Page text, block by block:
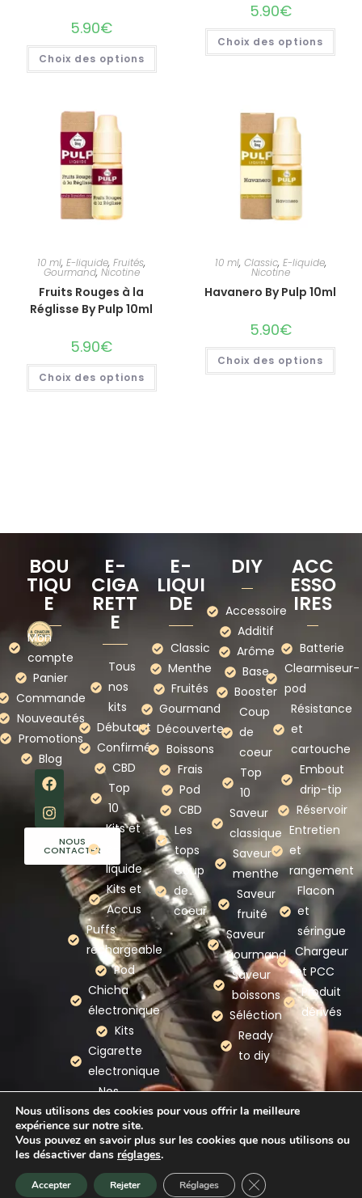
5.90€
Choix des options
5.90€
Choix des options
10 ml,E-liquide,Fruités,
Gourmand, Nicotine
Fruits Rouges à la
Réglisse By Pulp 10ml
5.90€
Choix des options
10 ml, Classic, E-liquide,
Nicotine
Havanero By Pulp 10ml
5.90€
Choix des options
BOU
TIQU
E
Mon
compte
Panier
Commande
Nouveautés
Promotions
Blog
NOUS
CONTACTER
E-
CIGA
RETT
E
Tous
nos
kits
Débutant
Confirmé
CBD
Top
10
Kits et
liquide
Kits et
Accus
Puffs
rechargeable
Pod
Chicha
électronique
Kits
Cigarette
electronique
Nos
marques
E-
LIQUI
DE
Classic
Menthe
Fruités
Gourmand
Découverte
Boissons
Frais
Pod
CBD
Les
tops
Coup
de
coeur
DIY
Accessoire
Additif
Arôme
Base
Booster
Coup
de
coeur
Top
10
Saveur
classique
Saveur
menthe
Saveur
fruité
Saveur
gourmand
Saveur
boissons
Séléction
Ready
to diy
ACC
ESSO
IRES
Batterie
Clearmiseur-
pod
Résistance
et
cartouche
Embout
drip-tip
Réservoir
Entretien
et
rangement
Flacon
et
séringue
Chargeur
et PCC
Produit
dérivés
Mention légales–Politique de confidentialité
Nous utilisons des cookies pour vous offrir la meilleure
expérience sur notre site.
Vous pouvez en savoir plus sur les cookies que nous utilisons ou
les désactiver dans réglages.
Accepter Rejeter Réglages Fermer la bannière